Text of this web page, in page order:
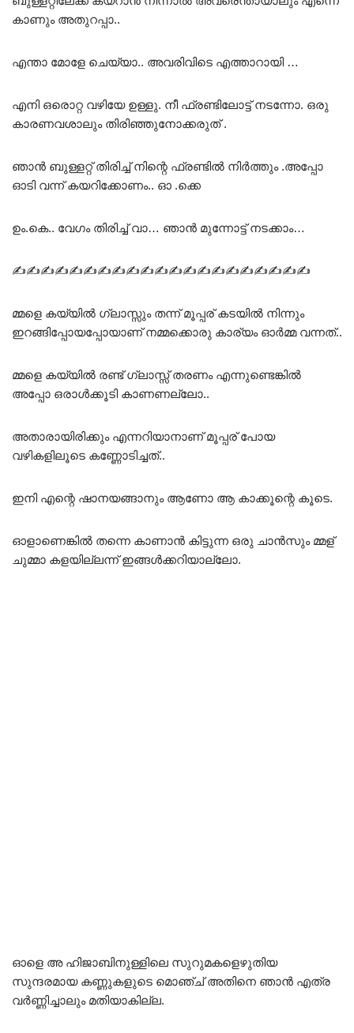
കാണും അതുറപ്പാ..
എന്താ മോളേ ചെയ്യാ.. അവരിവിടെ എത്താറായി …
എനി ഒരൊറ്റ വഴിയേ ഉള്ളു. നീ ഫ്രണ്ടിലോട്ട് നടന്നോ. ഒരു
കാരണവശാലും തിരിഞ്ഞുനോക്കരുത് .
ഞാൻ ബുള്ളറ്റ് തിരിച്ച് നിന്റെ ഫ്രണ്ടിൽ നിർത്തും .അപ്പോ
ഓടി വന്ന് കയറിക്കോണം.. ഓ .ക്കെ
ഉം.കെ.. വേഗം തിരിച്ച് വാ… ഞാൻ മുന്നോട്ട് നടക്കാം…
✍✍✍✍✍✍✍✍✍✍✍✍✍✍✍✍✍✍✍✍✍
മ്മളെ കയ്യിൽ ഗ്ലാസ്സും തന്ന് മൂപ്പര് കടയിൽ നിന്നും
ഇറങ്ങിപ്പോയപ്പോയാണ് നമ്മക്കൊരു കാര്യം ഓർമ്മ വന്നത്..
മ്മളെ കയ്യിൽ രണ്ട് ഗ്ലാസ്സ് തരണം എന്നുണ്ടെങ്കിൽ
അപ്പോ ഒരാൾക്കൂടി കാണണല്ലോ..
അതാരായിരിക്കും എന്നറിയാനാണ് മൂപ്പര് പോയ
വഴികളിലൂടെ കണ്ണോടിച്ചത്..
ഇനി എന്റെ ഷാനയങ്ങാനും ആണോ ആ കാക്കൂന്റെ കൂടെ.
ഓളാണെങ്കിൽ തന്നെ കാണാൻ കിട്ടുന്ന ഒരു ചാൻസും മ്മള്
ചുമ്മാ കളയില്ലന്ന് ഇങ്ങൾക്കറിയാല്ലോ.
ഓളെ അ ഹിജാബിനുള്ളിലെ സുറുമകളെഴുതിയ
സുന്ദരമായ കണ്ണുകളുടെ മൊഞ്ച് അതിനെ ഞാൻ എത്ര
വർണ്ണിച്ചാലും മതിയാകില്ല.